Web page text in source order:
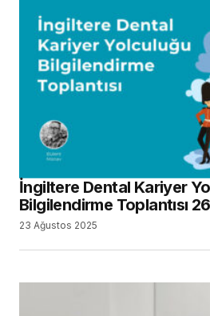
İngiltere Dental Kariyer
Bilgilendirme Toplantısı
23 Ağustos 2025